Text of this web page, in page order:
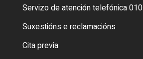
Servizo de atención telefónica 010
Suxestións e reclamacións
Cita previa